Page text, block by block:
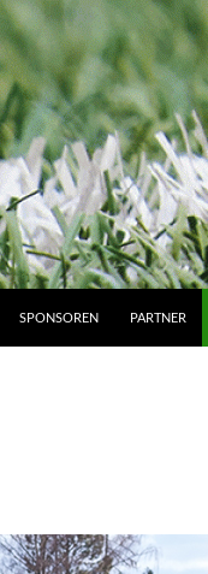
SPONSOREN PARTNER